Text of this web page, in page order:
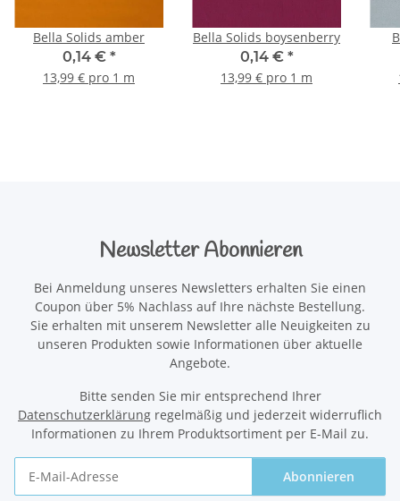
Bella Solids amber
0,14 € *
13,99 € pro 1 m
Bella Solids boysenberry
0,14 € *
13,99 € pro 1 m
Newsletter Abonnieren
Bei Anmeldung unseres Newsletters erhalten Sie einen
Coupon über 5% Nachlass auf Ihre nächste Bestellung.
Sie erhalten mit unserem Newsletter alle Neuigkeiten zu
unseren Produkten sowie Informationen über aktuelle
Angebote.
Bitte senden Sie mir entsprechend Ihrer
Datenschutzerklärung regelmäßig und jederzeit widerruflich
Informationen zu Ihrem Produktsortiment per E-Mail zu.
Abonnieren